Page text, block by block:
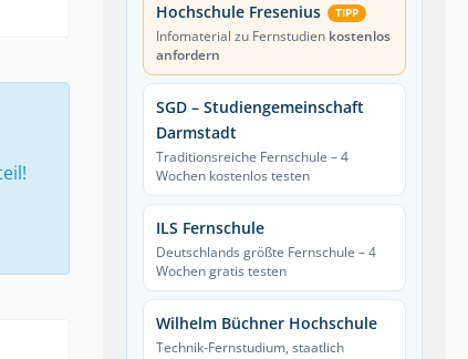
Hochschule Fresenius TIPP
Infomaterial zu Fernstudien kostenlos
anfordern
SGD – Studiengemeinschaft
Darmstadt
Traditionsreiche Fernschule – 4
Wochen kostenlos testen
ILS Fernschule
Deutschlands größte Fernschule – 4
Wochen gratis testen
Wilhelm Büchner Hochschule
Technik-Fernstudium, staatlich